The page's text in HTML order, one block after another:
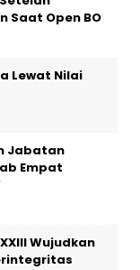
Saat Open BO
Lewat Nilai
Jabatan
Empat
Wujudkan